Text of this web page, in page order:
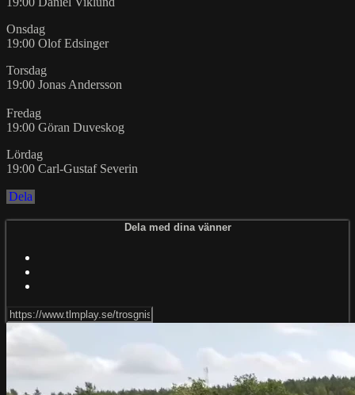
Onsdag
19:00 Olof Edsinger
Torsdag
19:00 Jonas Andersson
Fredag
19:00 Göran Duveskog
Lördag
19:00 Carl-Gustaf Severin